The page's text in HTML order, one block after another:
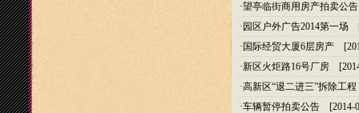
·望亭临街商用房产拍卖公告
· 园区户外广告2014第一场
· 国际经贸大厦6层房产
·新区火炬路16号厂房
·高新区“退二进三”拆除工程
·车辆暂停拍卖公告 [2014-